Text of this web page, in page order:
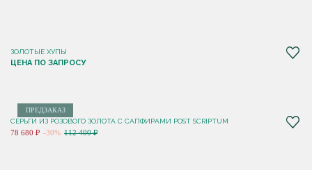
ЗОЛОТЫЕ ХУПЫ
ЦЕНА ПО ЗАПРОСУ
ПРЕДЗАКАЗ
СЕРЬГИ ИЗ РОЗОВОГО ЗОЛОТА С САПФИРАМИ POST SCRIPTUM
78 680 ₽ -30% 112 400 ₽